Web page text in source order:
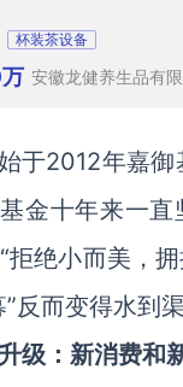
杯装茶设备
安徽龙健养生品有
于2012年嘉
金十年来一
绝小而美，
反而变得水到渠
级：新消费和